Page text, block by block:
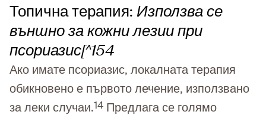
Топична терапия: Използва се
външно за кожни лезии при
псориазис[^154
Ако имате псориазис, локалната терапия
обикновено е първото лечение, използвано
за леки случаи.14 Предлага се голямо